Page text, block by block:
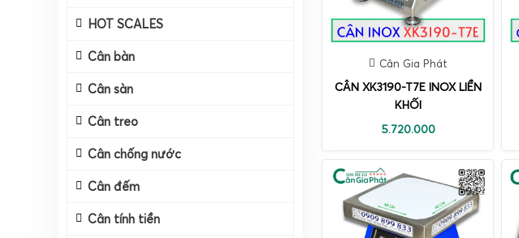
HOT SCALES
Cân bàn
Cân sàn
Cân treo
Cân chống nước
Cân đếm
Cân tính tiền
Cân Gia Phát
CÂN XK3190-T7E INOX LIỀN
KHỐI
5.720.000